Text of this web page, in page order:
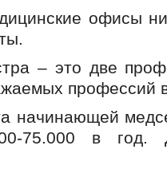
офисы
– это две
начинающей
75.000 в год.